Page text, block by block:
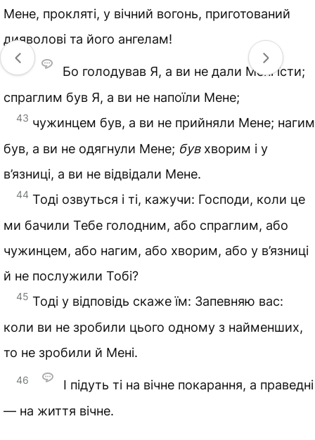
Мене, прокляті, у вічний вогонь, приготований
дияволові та його ангелам!
42
Бо голодував Я, а ви не дали Мені їсти;
спраглим був Я, а ви не напоїли Мене;
43 чужинцем був, а ви не прийняли Мене; нагим
був, а ви не одягнули Мене; бувхворим і у
в’язниці, а ви не відвідали Мене.
44 Тоді озвуться і ті, кажучи: Господи, коли це
ми бачили Тебе голодним, або спраглим, або
чужинцем, або нагим, або хворим, або у в’язниці
й не послужили Тобі?
45 Тоді у відповідь скаже їм: Запевняю вас:
коли ви не зробили цього одному з найменших,
то не зробили й Мені.
46
І підуть ті на вічне покарання, а праведні
— на життя вічне.